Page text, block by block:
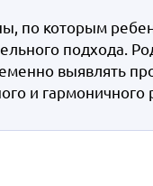
по которым
подхода.
выявлять
и гармоничного